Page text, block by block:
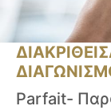
Parfait-